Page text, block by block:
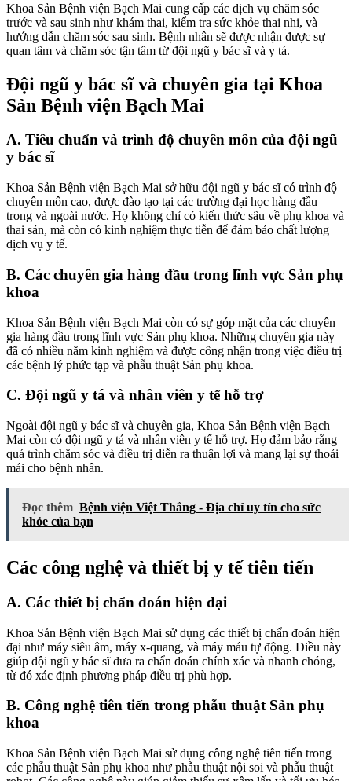
Khoa Sản Bệnh viện Bạch Mai cung cấp các dịch vụ chăm sóc
trước và sau sinh như khám thai, kiểm tra sức khỏe thai nhi, và
hướng dẫn chăm sóc sau sinh. Bệnh nhân sẽ được nhận được sự
quan tâm và chăm sóc tận tâm từ đội ngũ y bác sĩ và y tá.
Đội ngũ y bác sĩ và chuyên gia tại Khoa
Sản Bệnh viện Bạch Mai
A. Tiêu chuẩn và trình độ chuyên môn của đội ngũ
y bác sĩ
Khoa Sản Bệnh viện Bạch Mai sở hữu đội ngũ y bác sĩ có trình độ
chuyên môn cao, được đào tạo tại các trường đại học hàng đầu
trong và ngoài nước. Họ không chỉ có kiến thức sâu về phụ khoa và
thai sản, mà còn có kinh nghiệm thực tiễn để đảm bảo chất lượng
dịch vụ y tế.
B. Các chuyên gia hàng đầu trong lĩnh vực Sản phụ
khoa
Khoa Sản Bệnh viện Bạch Mai còn có sự góp mặt của các chuyên
gia hàng đầu trong lĩnh vực Sản phụ khoa. Những chuyên gia này
đã có nhiều năm kinh nghiệm và được công nhận trong việc điều trị
các bệnh lý phức tạp và phẫu thuật Sản phụ khoa.
C. Đội ngũ y tá và nhân viên y tế hỗ trợ
Ngoài đội ngũ y bác sĩ và chuyên gia, Khoa Sản Bệnh viện Bạch
Mai còn có đội ngũ y tá và nhân viên y tế hỗ trợ. Họ đảm bảo rằng
quá trình chăm sóc và điều trị diễn ra thuận lợi và mang lại sự thoải
mái cho bệnh nhân.
Đọc thêm Bệnh viện Việt Thắng - Địa chỉ uy tín cho sức
khỏe của bạn
Các công nghệ và thiết bị y tế tiên tiến
A. Các thiết bị chẩn đoán hiện đại
Khoa Sản Bệnh viện Bạch Mai sử dụng các thiết bị chẩn đoán hiện
đại như máy siêu âm, máy x-quang, và máy máu tự động. Điều này
giúp đội ngũ y bác sĩ đưa ra chẩn đoán chính xác và nhanh chóng,
từ đó xác định phương pháp điều trị phù hợp.
B. Công nghệ tiên tiến trong phẫu thuật Sản phụ
khoa
Khoa Sản Bệnh viện Bạch Mai sử dụng công nghệ tiên tiến trong
các phẫu thuật Sản phụ khoa như phẫu thuật nội soi và phẫu thuật